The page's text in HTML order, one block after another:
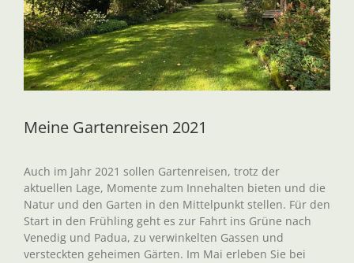
Meine Gartenreisen 2021
Auch im Jahr 2021 sollen Gartenreisen, trotz der
aktuellen Lage, Momente zum Innehalten bieten und die
Natur und den Garten in den Mittelpunkt stellen. Für den
Start in den Frühling geht es zur Fahrt ins Grüne nach
Venedig und Padua, zu verwinkelten Gassen und
versteckten geheimen Gärten. Im Mai erleben Sie bei